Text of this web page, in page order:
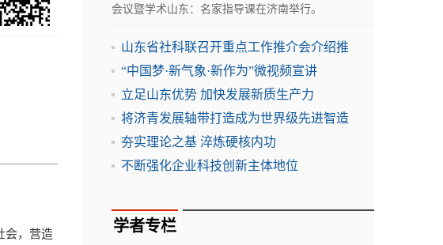
会，营造
会议暨学术山东：名家指导课在济南举行。
山东省社科联召开重点工作推介会介绍推
“中国梦·新气象·新作为”微视频宣讲
立足山东优势 加快发展新质生产力
将济青发展轴带打造成为世界级先进智造
夯实理论之基 淬炼硬核内功
不断强化企业科技创新主体地位
学者专栏